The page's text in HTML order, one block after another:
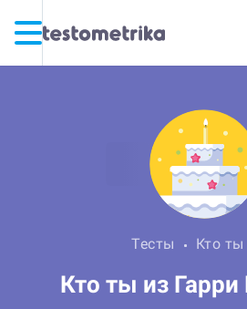
Тесты Кто ты
Кто ты из Гарри